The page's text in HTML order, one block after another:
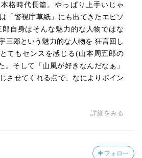
格時代長篇。やっぱり上手いじゃ
「警視庁草紙」にも出てきたエピソ
自身はそんな魅力的な人物ではな
三郎という魅力的な人物を 狂言回し
てもセンスを感じる(山本周五郎の
。そして「山風が好きなんだなぁ」
させてくれる点で、なによりポイン
詳細をみる
フォロー